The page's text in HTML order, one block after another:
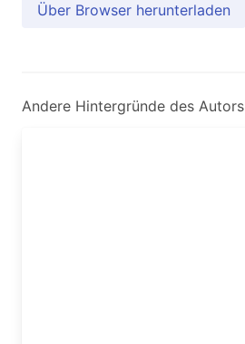
Über Browser herunterladen
Andere Hintergründe des Autors